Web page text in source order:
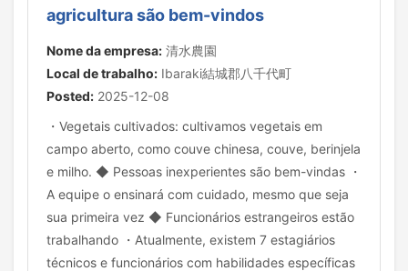
agricultura são bem-vindos
Nome da empresa: 清水農園
Local de trabalho: Ibaraki結城郡八千代町
Posted: 2025-12-08
・Vegetais cultivados: cultivamos vegetais em
campo aberto, como couve chinesa, couve, berinjela
e milho. ◆ Pessoas inexperientes são bem-vindas ・
A equipe o ensinará com cuidado, mesmo que seja
sua primeira vez ◆ Funcionários estrangeiros estão
trabalhando ・Atualmente, existem 7 estagiários
técnicos e funcionários com habilidades específicas